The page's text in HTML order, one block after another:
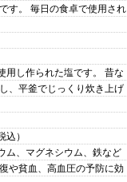
す。 毎日の食卓で使用され
用し作られた塩です。 昔な
、平釜でじっくり炊き上げ
）
ム、マグネシウム、鉄など
や貧血、高血圧の予防に効